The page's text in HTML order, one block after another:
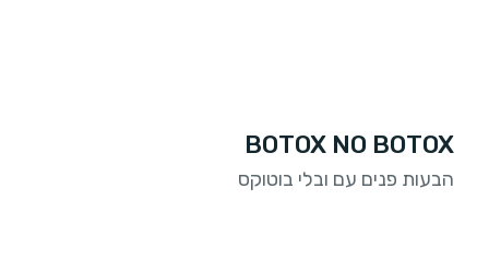
BOTOX NO BOTOX
הבעות פנים עם ובלי בוטוקס